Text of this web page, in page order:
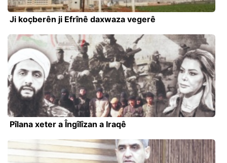
Ji koçberên ji Efrînê daxwaza vegerê
Pîlana xeter a Îngîlîzan a Iraqê